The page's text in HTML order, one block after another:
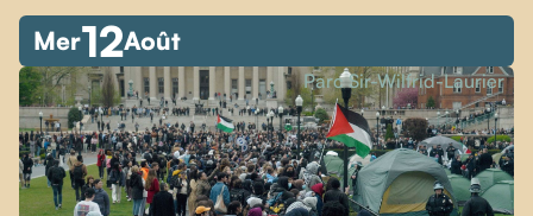
Mer12Août
Parc Sir-Wilfrid-Laurier